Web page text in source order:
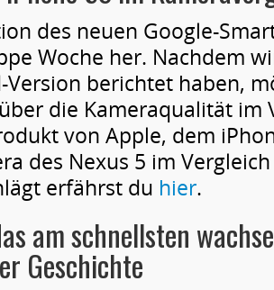
des neuen Google-
Woche her. Nachdem
Version berichtet haben,
die Kameraqualität im
von Apple, dem
des Nexus 5 im
erfährst du hier.
am schnellsten
Geschichte